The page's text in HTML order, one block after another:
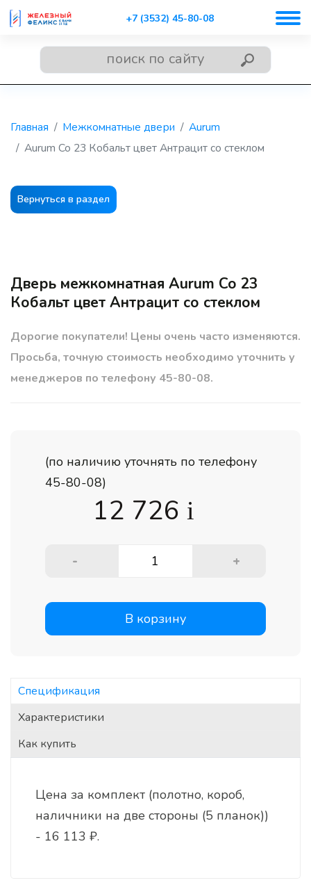
+7 (3532) 45-80-08
Главная Межкомнатные двери
Aurum
Aurum Co 23 Кобальт цвет Антрацит со стеклом
Вернуться в раздел
Дверь межкомнатная Aurum Co 23
Кобальт цвет Антрацит со стеклом
Дорогие покупатели! Цены очень часто изменяются.
Просьба, точную стоимость необходимо уточнить у
менеджеров по телефону 45-80-08.
(по наличию уточнять по телефону
45-80-08)
12 726 i
- +
В корзину
Спецификация
Характеристики
Как купить
Цена за комплект (полотно, короб,
наличники на две стороны (5 планок))
- 16 113 ₽.